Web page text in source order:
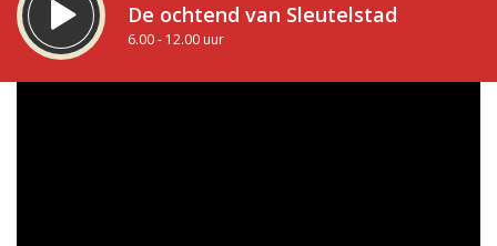
De ochtend van Sleutelstad
6.00 - 12.00 uur